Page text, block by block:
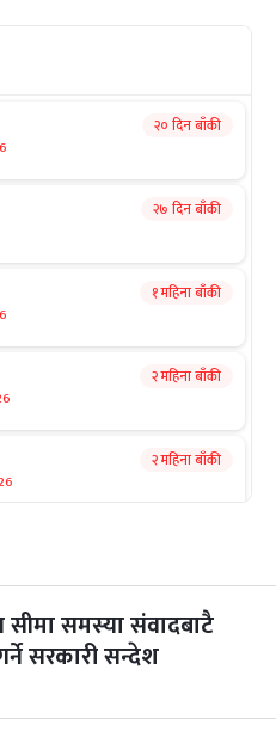
२० दिन बाँकी
२७ दिन बाँकी
१ महिना बाँकी
२ महिना बाँकी
२ महिना बाँकी
२ महिना बाँकी
समस्या संवादबाटै
सरकारी सन्देश